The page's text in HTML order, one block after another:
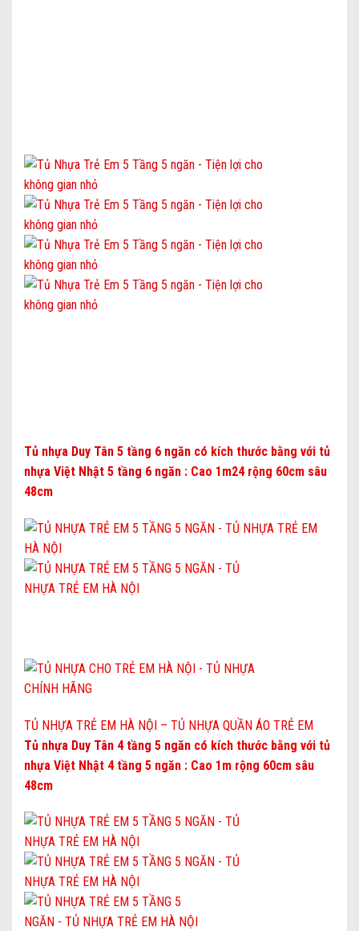
Tủ nhựa Duy Tân 5 tầng 6 ngăn có kích thước bằng với tủ
nhựa Việt Nhật 5 tầng 6 ngăn : Cao 1m24 rộng 60cm sâu
48cm
TỦ NHỰA TRẺ EM HÀ NỘI – TỦ NHỰA QUẦN ÁO TRẺ EM
Tủ nhựa Duy Tân 4 tầng 5 ngăn có kích thước bằng với tủ
nhựa Việt Nhật 4 tầng 5 ngăn : Cao 1m rộng 60cm sâu
48cm